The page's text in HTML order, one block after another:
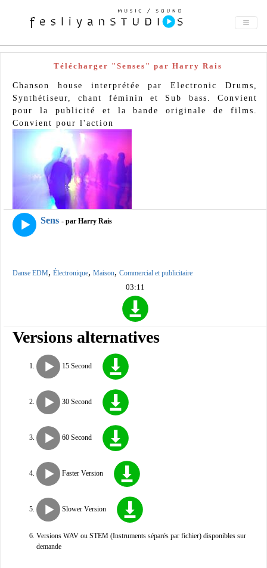
Télécharger "Senses" par Harry Rais
Chanson house interprétée par Electronic Drums,
Synthétiseur, chant féminin et Sub bass. Convient
pour la publicité et la bande originale de films.
Convient pour l'action
Sens - par Harry Rais
Danse EDM, Électronique, Maison, Commercial et publicitaire
03:11
Versions alternatives
15 Second
30 Second
60 Second
Faster Version
Slower Version
Versions WAV ou STEM (Instruments séparés par fichier) disponibles sur
demande